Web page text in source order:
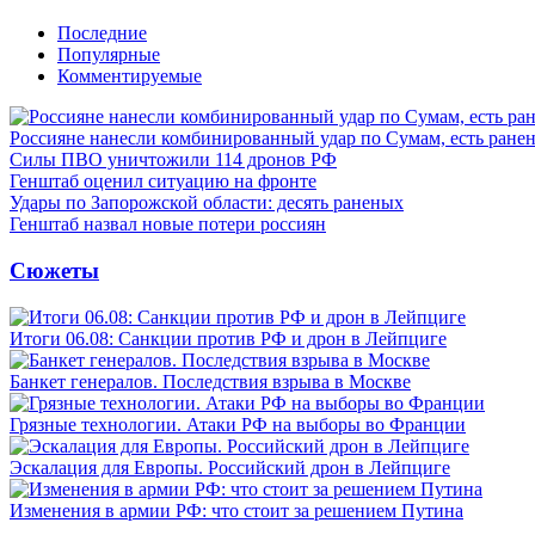
Последние
Популярные
Комментируемые
Россияне нанесли комбинированный удар по Сумам, есть
Силы ПВО уничтожили 114 дронов РФ
Генштаб оценил ситуацию на фронте
Удары по Запорожской области: десять раненых
Генштаб назвал новые потери россиян
Сюжеты
Итоги 06.08: Санкции против РФ и дрон в Лейпциге
Банкет генералов. Последствия взрыва в Москве
Грязные технологии. Атаки РФ на выборы во Франции
Эскалация для Европы. Российский дрон в Лейпциге
Изменения в армии РФ: что стоит за решением Путина